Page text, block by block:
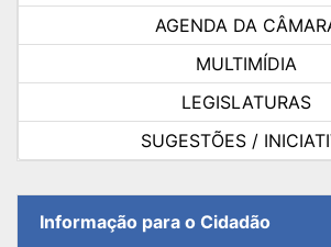
AGENDA DA
MULTIMÍDIA
LEGISLATURAS
SUGESTÕES /
Informação para o Cidadão